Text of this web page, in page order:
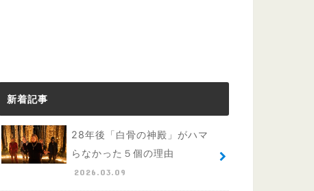
新着記事
28年後「白骨の神殿」がハマ
らなかった５個の理由
2026.03.09